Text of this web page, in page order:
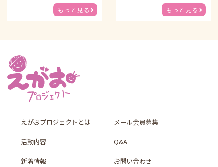
もっと見る もっと見る
えがおプロジェクトとは
活動内容
新着情報
メール会員募集
Q&A
お問い合わせ